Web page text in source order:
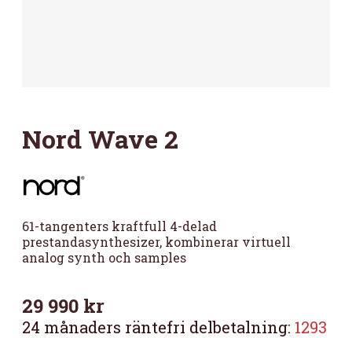
Nord Wave 2
61-tangenters kraftfull 4-delad
prestandasynthesizer, kombinerar virtuell
analog synth och samples
29 990 kr
24 månaders räntefri delbetalning: 1293